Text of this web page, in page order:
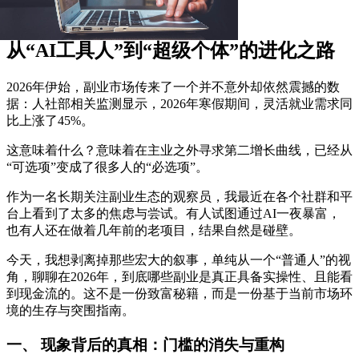
从“AI工具人”到“超级个体”的进化之路
2026年伊始，副业市场传来了一个并不意外却依然震撼的数
据：人社部相关监测显示，2026年寒假期间，灵活就业需求同
比上涨了45%。
这意味着什么？意味着在主业之外寻求第二增长曲线，已经从
“可选项”变成了很多人的“必选项”。
作为一名长期关注副业生态的观察员，我最近在各个社群和平
台上看到了太多的焦虑与尝试。有人试图通过AI一夜暴富，
也有人还在做着几年前的老项目，结果自然是碰壁。
今天，我想剥离掉那些宏大的叙事，单纯从一个“普通人”的视
角，聊聊在2026年，到底哪些副业是真正具备实操性、且能看
到现金流的。这不是一份致富秘籍，而是一份基于当前市场环
境的生存与突围指南。
一、 现象背后的真相：门槛的消失与重构